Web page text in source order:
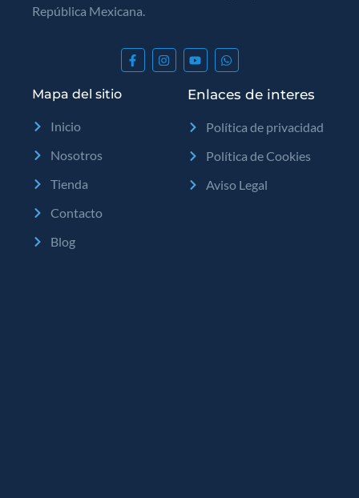
República Mexicana.
Mapa del sitio
Inicio
Nosotros
Tienda
Contacto
Blog
Enlaces de interes
Política de privacidad
Política de Cookies
Aviso Legal